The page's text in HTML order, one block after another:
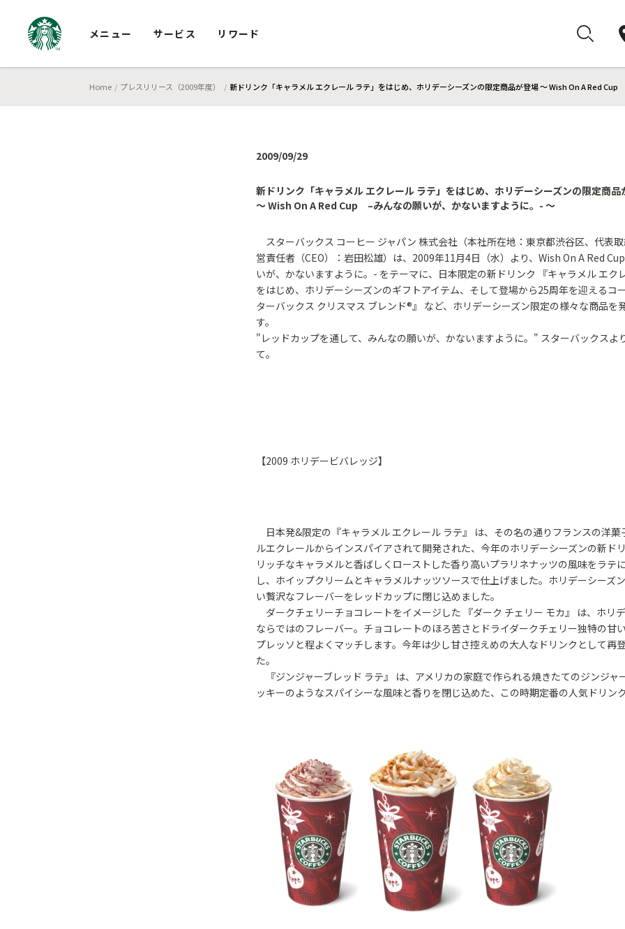
メニュー サービス リワード
Home プレスリリース（2009年度） 新ドリンク「キャラメル エクレール ラテ」をはじめ、ホリデーシーズンの限定商品が登場 ～ Wish On A Red
2009/09/29
新ドリンク「キャラメル エクレール ラテ」をはじめ、ホリデーシーズンの限定商品
～ Wish On A Red Cup –みんなの願いが、かないますように。- ～
スターバックス コーヒー ジャパン 株式会社（本社所在地：東京都渋谷区、代表
営責任者（CEO）：岩田松雄）は、2009年11月4日（水）より、Wish On A Red
いが、かないますように。- をテーマに、日本限定の新ドリンク 『キャラメル エク
をはじめ、ホリデーシーズンのギフトアイテム、そして登場から25周年を迎えるコ
ターバックス クリスマス ブレンド®』 など、ホリデーシーズン限定の様々な商品を
す。
"レッドカップを通して、みんなの願いが、かないますように。" スターバックスよ
て。
【2009 ホリデービバレッジ】
日本発&限定の『キャラメル エクレール ラテ』 は、その名の通りフランスの洋菓
ルエクレールからインスパイアされて開発された、今年のホリデーシーズンの新ド
リッチなキャラメルと香ばしくローストした香り高いプラリネナッツの風味をラテ
し、ホイップクリームとキャラメルナッツソースで仕上げました。ホリデーシーズ
い贅沢なフレーバーをレッドカップに閉じ込めました。
ダークチェリーチョコレートをイメージした 『ダーク チェリー モカ』 は、ホリ
ならではのフレーバー。チョコレートのほろ苦さとドライダークチェリー独特の甘
プレッソと程よくマッチします。今年は少し甘さ控えめの大人なドリンクとして再
た。
『ジンジャーブレッド ラテ』 は、アメリカの家庭で作られる焼きたてのジンジャ
ッキーのようなスパイシーな風味と香りを閉じ込めた、この時期定番の人気ドリン